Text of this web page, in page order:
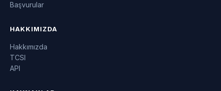
Başvurular
HAKKIMIZDA
Hakkımızda
TCSI
API